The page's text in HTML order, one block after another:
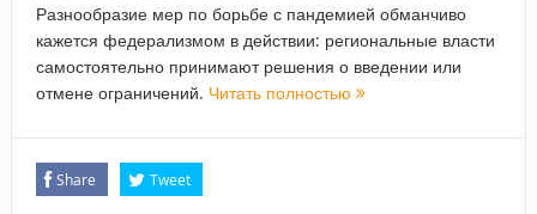
Разнообразие мер по борьбе с пандемией обманчиво
кажется федерализмом в действии: региональные власти
самостоятельно принимают решения о введении или
отмене ограничений. Читать полностью
Share Tweet